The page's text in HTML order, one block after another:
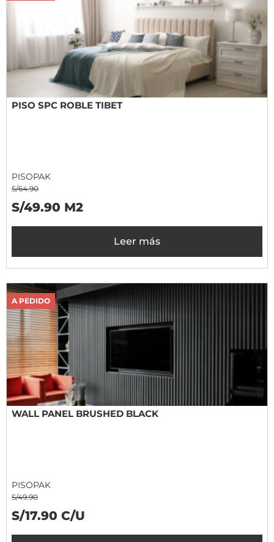
PISO SPC ROBLE TIBET
PISOPAK
S/64.90
S/49.90 M2
Leer más
A PEDIDO
WALL PANEL BRUSHED BLACK
PISOPAK
S/49.90
S/17.90 C/U